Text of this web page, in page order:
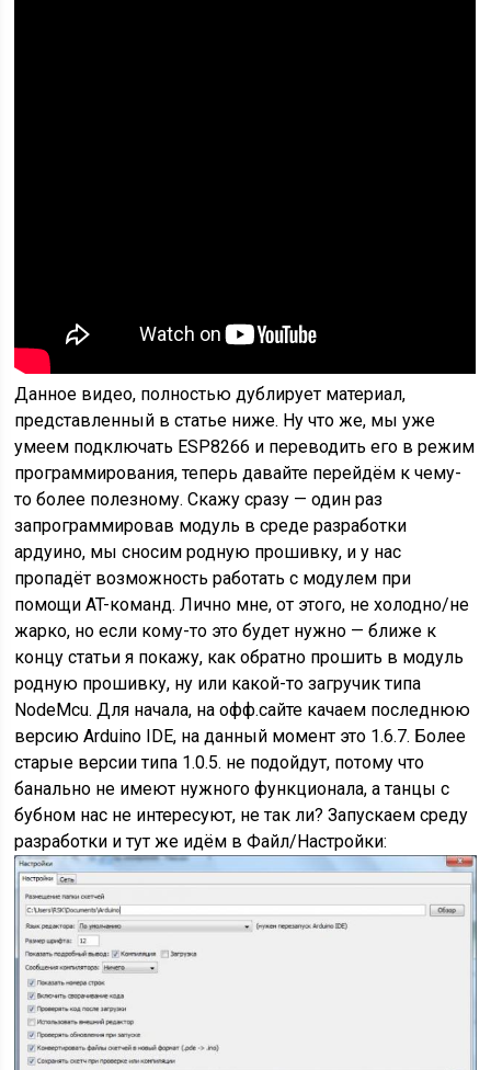
Данное видео, полностью дублирует материал,
представленный в статье ниже. Ну что же, мы уже
умеем подключать ESP8266 и переводить его в режим
программирования, теперь давайте перейдём к чему-
то более полезному. Скажу сразу — один раз
запрограммировав модуль в среде разработки
ардуино, мы сносим родную прошивку, и у нас
пропадёт возможность работать с модулем при
помощи AT-команд. Лично мне, от этого, не холодно/не
жарко, но если кому-то это будет нужно — ближе к
концу статьи я покажу, как обратно прошить в модуль
родную прошивку, ну или какой-то загручик типа
NodeMcu. Для начала, на офф.сайте качаем последнюю
версию Arduino IDE, на данный момент это 1.6.7. Более
старые версии типа 1.0.5. не подойдут, потому что
банально не имеют нужного функционала, а танцы с
бубном нас не интересуют, не так ли? Запускаем среду
разработки и тут же идём в Файл/Настройки: